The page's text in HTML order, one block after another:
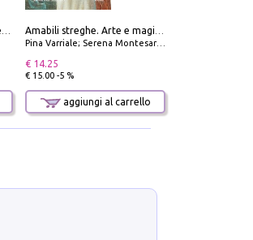
Pina Varriale; Serena Montesarchio
€ 14.25
€ 15.00 -5 %
aggiungi al carrello